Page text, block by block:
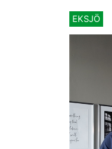
EKSJÖ